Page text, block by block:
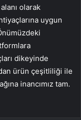
olarak
uygun
dikeyinde
ürün çeşitliliği ile
inancımız tam.